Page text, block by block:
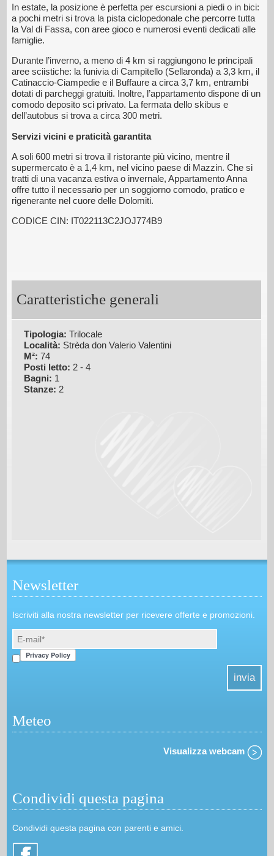
In estate, la posizione è perfetta per escursioni a piedi o in bici:
a pochi metri si trova la pista ciclopedonale che percorre tutta
la Val di Fassa, con aree gioco e numerosi eventi dedicati alle
famiglie.
Durante l’inverno, a meno di 4 km si raggiungono le principali
aree sciistiche: la funivia di Campitello (Sellaronda) a 3,3 km, il
Catinaccio-Ciampedie e il Buffaure a circa 3,7 km, entrambi
dotati di parcheggi gratuiti. Inoltre, l’appartamento dispone di un
comodo deposito sci privato. La fermata dello skibus e
dell’autobus si trova a circa 300 metri.
Servizi vicini e praticità garantita
A soli 600 metri si trova il ristorante più vicino, mentre il
supermercato è a 1,4 km, nel vicino paese di Mazzin. Che si
tratti di una vacanza estiva o invernale, Appartamento Anna
offre tutto il necessario per un soggiorno comodo, pratico e
rigenerante nel cuore delle Dolomiti.
CODICE CIN: IT022113C2JOJ774B9
Caratteristiche generali
Tipologia: Trilocale
Località: Strèda don Valerio Valentini
M²: 74
Posti letto: 2 - 4
Bagni: 1
Stanze: 2
Newsletter
Iscriviti alla nostra newsletter per ricevere offerte e promozioni.
Meteo
Visualizza webcam
Condividi questa pagina
Condividi questa pagina con parenti e amici.